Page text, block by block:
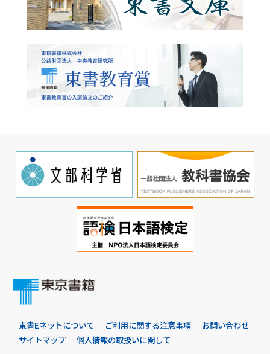
東書Eネットについて ご利用に関する注意事項
お問い合わせ
サイトマップ
個人情報の取扱いに関して